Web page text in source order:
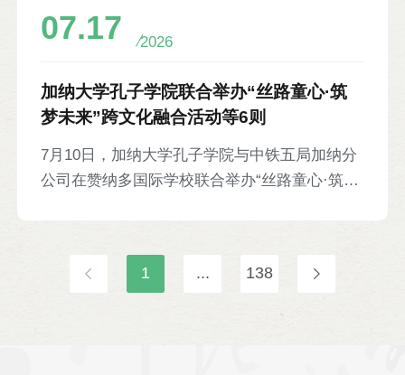
中国教育体系总体概况、中国哲学，以及中国书
当地55名在岗教师参加培训。
07.17 2026
加纳大学孔子学院联合举办“丝路童心·筑
梦未来”跨文化融合活动等6则
7月10日，加纳大学孔子学院与中铁五局加纳分
公司在赞纳多国际学校联合举办“丝路童心·筑梦
设计与建造。孔院同步开展工程主题中文教学，
教授桥梁、工程师等词汇及常用句型，并教唱中
1 ... 138